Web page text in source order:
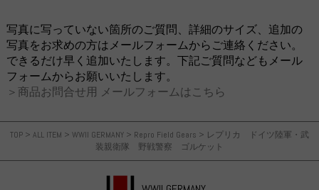
TOP > ALL ITEM > WWII GERMANY > Repro Field Gears > レプリカ ドイツ陸軍・武
装親衛隊 野戦警察 ゴルケット
写真に写っていない箇所のご質問、詳細のサイズ、追加の
写真をお求めの方はメールフォームからご連絡ください。
できるだけ早く追加いたします。下記ご質問などもメール
フォームからお願いいたします。
＞商品お問合せ用 メールフォームはこちら